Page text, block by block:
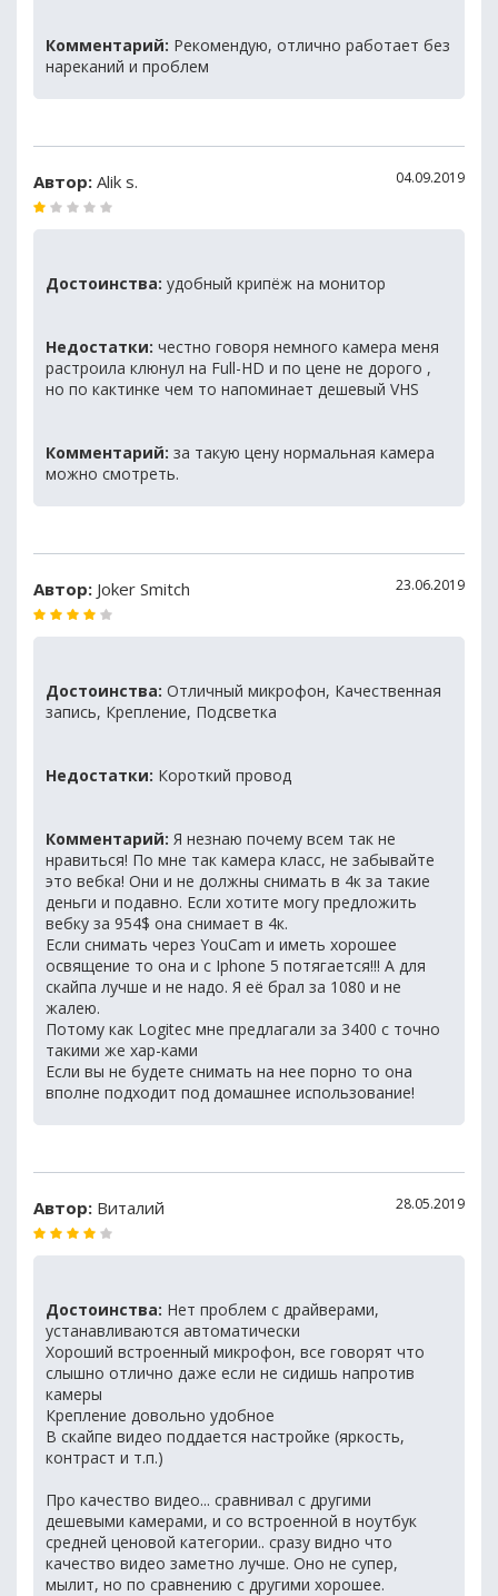
Комментарий: Рекомендую, отлично работает без
нареканий и проблем
Автор: Alik s. 04.09.2019
Достоинства: удобный крипёж на монитор
Недостатки: честно говоря немного камера меня
растроила клюнул на Full-HD и по цене не дорого ,
но по кактинке чем то напоминает дешевый VHS
Комментарий: за такую цену нормальная камера
можно смотреть.
Автор: Joker Smitch 23.06.2019
Достоинства: Отличный микрофон, Качественная
запись, Крепление, Подсветка
Недостатки: Короткий провод
Комментарий: Я незнаю почему всем так не
нравиться! По мне так камера класс, не забывайте
это вебка! Они и не должны снимать в 4к за такие
деньги и подавно. Если хотите могу предложить
вебку за 954$ она снимает в 4к.
Если снимать через YouCam и иметь хорошее
освящение то она и с Iphone 5 потягается!!! А для
скайпа лучше и не надо. Я её брал за 1080 и не
жалею.
Потому как Logitec мне предлагали за 3400 с точно
такими же хар-ками
Если вы не будете снимать на нее порно то она
вполне подходит под домашнее использование!
Автор: Виталий 28.05.2019
Достоинства: Нет проблем с драйверами,
устанавливаются автоматически
Хороший встроенный микрофон, все говорят что
слышно отлично даже если не сидишь напротив
камеры
Крепление довольно удобное
В скайпе видео поддается настройке (яркость,
контраст и т.п.)
Про качество видео... сравнивал с другими
дешевыми камерами, и со встроенной в ноутбук
средней ценовой категории.. сразу видно что
качество видео заметно лучше. Оно не супер,
мылит, но по сравнению с другими хорошее.